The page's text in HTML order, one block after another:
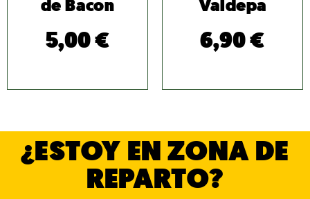
de Bacon
5,00€
Valdepa
6,90€
¿ESTOY EN ZONA DE
REPARTO?